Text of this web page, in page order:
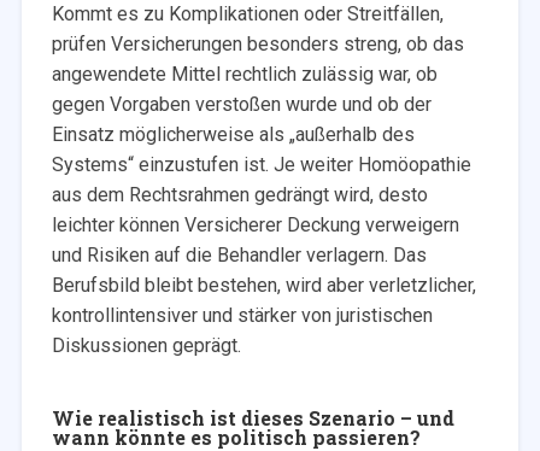
Kommt es zu Komplikationen oder Streitfällen,
prüfen Versicherungen besonders streng, ob das
angewendete Mittel rechtlich zulässig war, ob
gegen Vorgaben verstoßen wurde und ob der
Einsatz möglicherweise als „außerhalb des
Systems“ einzustufen ist. Je weiter Homöopathie
aus dem Rechtsrahmen gedrängt wird, desto
leichter können Versicherer Deckung verweigern
und Risiken auf die Behandler verlagern. Das
Berufsbild bleibt bestehen, wird aber verletzlicher,
kontrollintensiver und stärker von juristischen
Diskussionen geprägt.
Wie realistisch ist dieses Szenario – und
wann könnte es politisch passieren?